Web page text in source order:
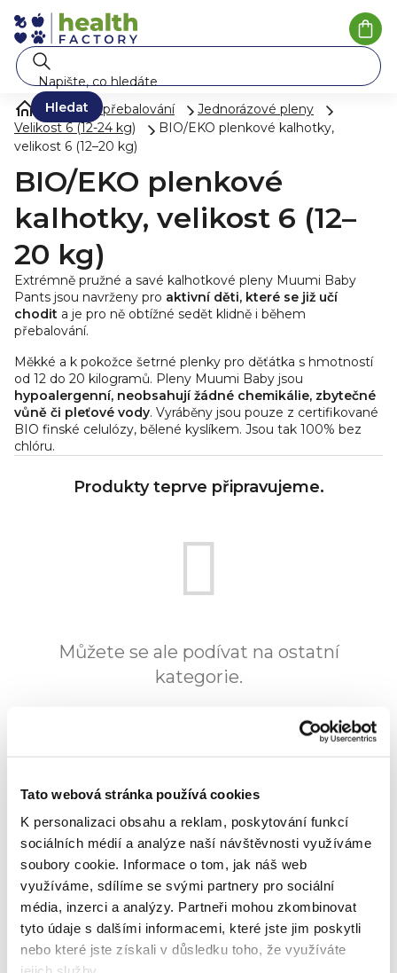
Tato webová stránka používá cookies
K personalizaci obsahu a reklam, poskytování funkcí
sociálních médií a analýze naší návštěvnosti využíváme
soubory cookie. Informace o tom, jak náš web
využíváme, sdílíme se svými partnery pro sociální
média, inzerci a analýzy. Partneři mohou zkombinovat
tyto údaje s dalšími informacemi, které jste jim poskytli
nebo které jste získali v důsledku toho, že využíváte
na
obsah
Hledat
Pleny a přebalování
Jednorázové pleny
Velikost 6 (12-24 kg)
BIO/EKO plenkové kalhotky,
velikost 6 (12–20 kg)
BIO/EKO plenkové
kalhotky, velikost 6 (12–
20 kg)
Extrémně pružné a savé kalhotkové pleny Muumi Baby
Pants jsou navrženy pro aktivní děti, které se již učí
chodit a je pro ně obtížné sedět klidně i během
přebalování.
Měkké a k pokožce šetrné plenky pro děťátka s hmotností
od 12 do 20 kilogramů. Pleny Muumi Baby jsou
hypoalergenní, neobsahují žádné chemikálie, zbytečné
vůně či pleťové vody. Vyráběny jsou pouze z certifikované
BIO finské celulózy, bělené kyslíkem. Jsou tak 100% bez
chlóru.
Produkty teprve připravujeme.
Můžete se ale podívat na ostatní
kategorie.
Odborník na naše produkty
Jsme distributor hlavních značek našeho e-shopu.
Nebojte se nás na cokoliv zeptat.
Věrnostní program Premium
Sbírejte body, které vyměňte za slevu.
Doručení již od druhého dne
Doprava zdarma od 1 499 Kč.
Ověřeno zákazníky